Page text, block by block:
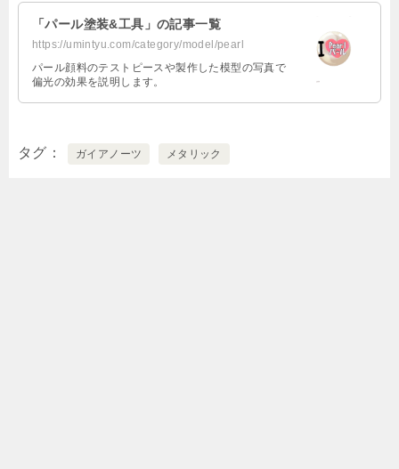
「パール塗装&工具」の記事一覧
https://umintyu.com/category/model/pearl
パール顔料のテストピースや製作した模型の写真で
偏光の効果を説明します。
タグ ガイアノーツ メタリック